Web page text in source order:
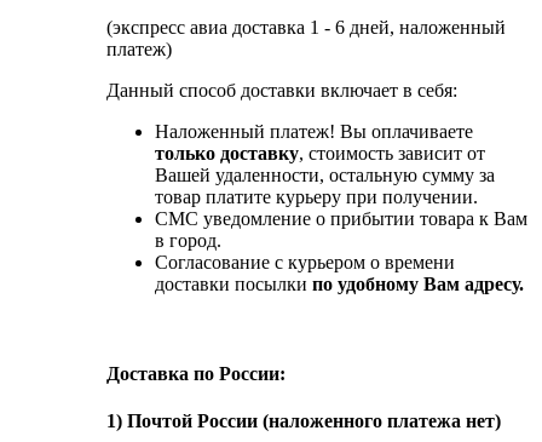
(экспресс авиа доставка 1 - 6 дней, наложенный
платеж)
Данный способ доставки включает в себя:
Наложенный платеж! Вы оплачиваете
только доставку, стоимость зависит от
Вашей удаленности, остальную сумму за
товар платите курьеру при получении.
СМС уведомление о прибытии товара к Вам
в город.
Согласование с курьером о времени
доставки посылки по удобному Вам адресу.
Доставка по России:
1) Почтой России (наложенного платежа нет)